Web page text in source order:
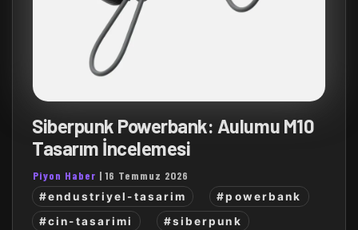
Siberpunk Powerbank: Aulumu M10
Tasarım İncelemesi
Piyon Haber |16 Temmuz 2026
#endustriyel-tasarim
#powerbank
#cin-tasarimi
#siberpunk